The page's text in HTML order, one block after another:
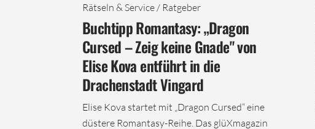
Rätseln & Service / Ratgeber
Buchtipp Romantasy: „Dragon
Cursed – Zeig keine Gnade" von
Elise Kova entführt in die
Drachenstadt Vingard
Elise Kova startet mit „Dragon Cursed“ eine
düstere Romantasy-Reihe. Das glüXmagazin